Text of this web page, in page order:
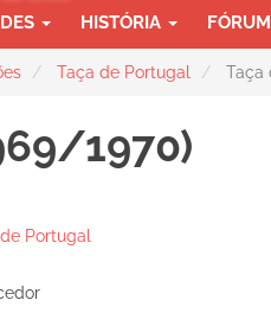
HISTÓRIA FÓRUM
Taça de Portugal Taça
1970)
Portugal